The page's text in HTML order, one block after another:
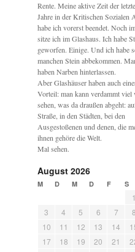
Rente. Meine aktive Zeit der
Jahre in der Kritischen Sozialen
habe ich vorerst beendet. Noch
sitze ich im Glashaus. Ich habe
geworfen. Einige. Und ich habe
manchen Stein abbekommen.
haben Narben hinterlassen.
Aber Glashäuser haben auch
Vorteil: man kann verdammt viel
sehen, was da draußen abgeht:
Straße, in den Städten, bei den
Ausgestoßenen und denen, die
ihnen gehöre die Welt.
Mal sehen.
August 2026
M D M D F S
1
3
4 5 6 7 8
10
11 12 13 14
17
18 19 20 21